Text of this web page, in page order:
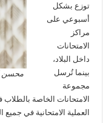
محسن
توزع بشكل
أسبوعي على
مراكز
الامتحانات
داخل البلاد،
بينما تُرسل
مجموعة
الامتحانات الخاصة
العملية الامتحانية في جميع